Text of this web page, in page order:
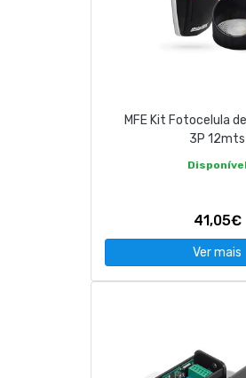
MFE Kit Fotocelula
3P 12mts
Disponível
41,05€
Ver mais